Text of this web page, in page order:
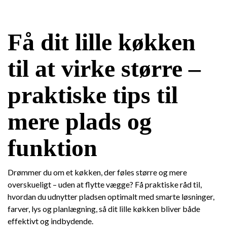
Få dit lille køkken
til at virke større –
praktiske tips til
mere plads og
funktion
Drømmer du om et køkken, der føles større og mere
overskueligt – uden at flytte vægge? Få praktiske råd til,
hvordan du udnytter pladsen optimalt med smarte løsninger,
farver, lys og planlægning, så dit lille køkken bliver både
effektivt og indbydende.